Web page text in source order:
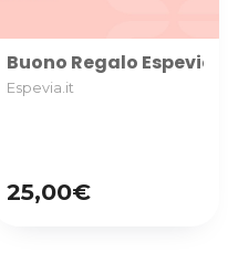
Buono Regalo
Espevia.it
25,00€